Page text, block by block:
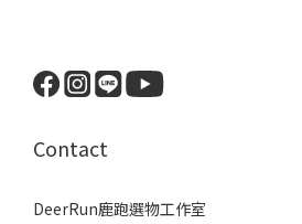
Contact
DeerRun鹿跑選物工作室